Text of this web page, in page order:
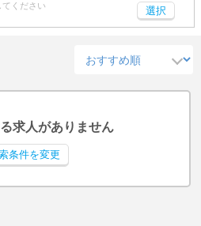
ください 選択
求人がありません
条件を変更